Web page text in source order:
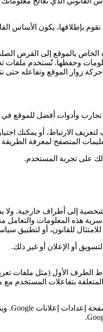
بإطلاقها، يكون الأساس
الخاص بالموقع إلى
وحفظها. تُستخدم ملفات
زوار الموقع وتفاعله
وأدوات أفضل للموقع
الارتباط، أو يمكنك
المتصفح لمعرفة
على تجربة المستخدم.
الشخصية إلى أطراف
هذه المعلومات والتعامل
للقانون، أو لتطبيق
أو الإعلان أو غير ذلك.
الطرف الأول (مثل ملفات
بتفاعلات المستخدم
Google
.
.